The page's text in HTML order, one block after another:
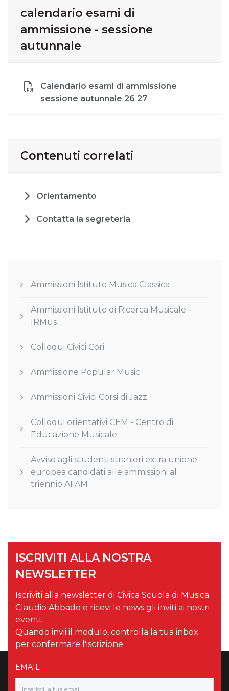
calendario esami di
ammissione - sessione
autunnale
Calendario esami di ammissione
sessione autunnale 26 27
Contenuti correlati
Orientamento
Contatta la segreteria
Ammissioni Istituto Musica Classica
Ammissioni Istituto di Ricerca Musicale -
IRMus
Colloqui Civici Cori
Ammissione Popular Music
Ammissioni Civici Corsi di Jazz
Colloqui orientativi CEM - Centro di
Educazione Musicale
Avviso agli studenti stranieri extra unione
europea candidati alle ammissioni al
triennio AFAM
ISCRIVITI ALLA NOSTRA
NEWSLETTER
Iscriviti alla newsletter di Civica Scuola di Musica
Claudio Abbado e ricevi le news gli inviti ai nostri
eventi.
Quando invii il modulo, controlla la tua inbox
per confermare l'iscrizione.
EMAIL